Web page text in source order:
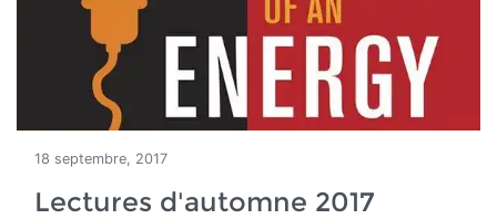
18 septembre, 2017
Lectures d'automne 2017